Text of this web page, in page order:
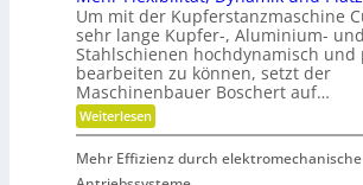
n
c
h
e
g
l
e
i
c
h
e
l
o
s
t
e
i
f
i
g
k
e
i
t
Um mit der Kupferstanzmaschine
sehr lange Kupfer-, Aluminium- und
Stahlschienen hochdynamisch und
bearbeiten zu können, setzt der
Maschinenbauer Boschert auf…
Weiterlesen:
M
h
r
Mehr Effizienz durch elektromechanische